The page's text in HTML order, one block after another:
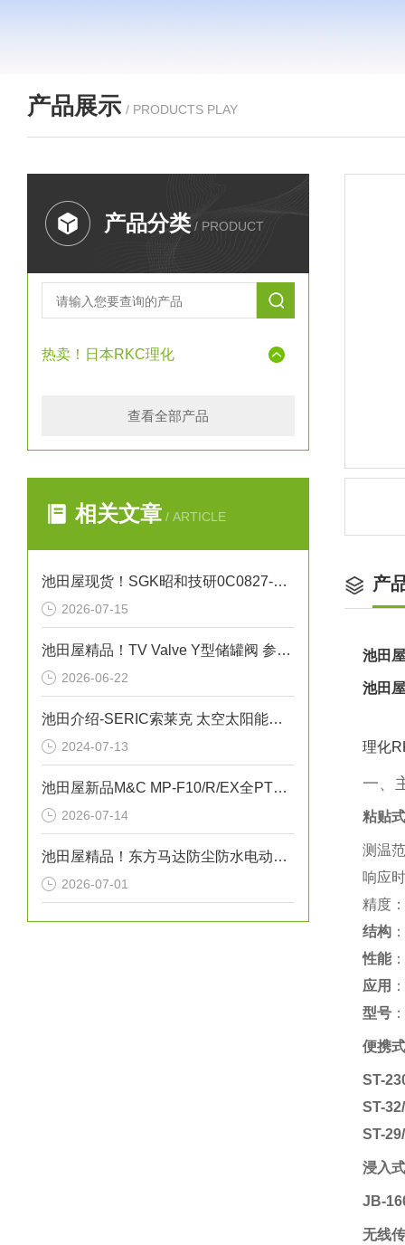
产品展示 / PRODUCTS PLAY
产品分类 / PRODUCT
热卖！日本RKC理化
查看全部产品
相关文章 / ARTICLE
池田屋现货！SGK昭和技研0C0827-25A旋转接头
2026-07-15
池田屋精品！TV Valve Y型储罐阀 参数介绍
2026-06-22
池田介绍-SERIC索莱克 太空太阳能灯XC-500HFSS
2024-07-13
池田屋新品M&C MP-F10/R/EX全PTFE防爆波纹管泵
2026-07-14
池田屋精品！东方马达防尘防水电动机 FPW425 参数介绍
2026-07-01
产
池田
池田
理化
一、
粘贴
测温
响应
精度
结构
性能‌：
应用
型号
便携
ST-
ST-
ST-
浸入
JB-
无线